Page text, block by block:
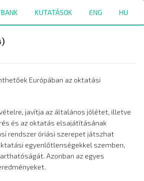
KUTATÁSOK ENG HU
Európában az oktatási
javítja az általános jólétet, illetve
és az oktatás elsajátításának
rendszer óriási szerepet játszhat
egyenlőtlenségekkel szemben,
Azonban az egyes